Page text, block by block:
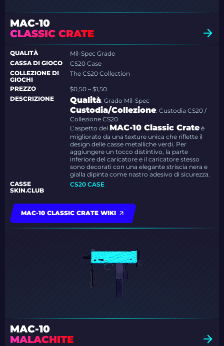
MAC-10
CLASSIC CRATE
QUALITÀ
Mil-Spec Grade
CASSA DI GIOCO
CS20 Case
COLLEZIONE DI
GIOCHI
The CS20 Collection
PREZZO
$0,50 – $1,50
DESCRIZIONE
Qualità: Grado Mil-Spec
Custodia/Collezione: Custodia CS20 /
Collezione CS20
L’aspetto del MAC-10 Classic Crate è
migliorato da una texture unica che riflette il
design delle casse metalliche verdi. Per
aggiungere un tocco distintivo, la parte
inferiore del caricatore e il caricatore stesso
sono decorati con una elegante striscia nera e
gialla dipinta come nastro adesivo di sicurezza.
CASSE
SKIN.CLUB
CS20 CASE
MAC-10 CLASSIC CRATE WIKI
MAC-10
MALACHITE